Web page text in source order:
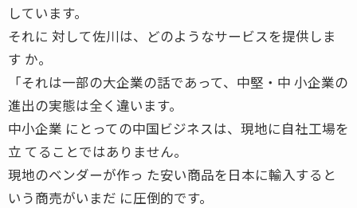
しています。
それに 対して佐川は、どのようなサービスを提供しま
す か。
「それは一部の大企業の話であって、中堅・中 小企業の
進出の実態は全く違います。
中小企業 にとっての中国ビジネスは、現地に自社工場を
立 てることではありません。
現地のベンダーが作っ た安い商品を日本に輸入すると
いう商売がいまだ に圧倒的です。